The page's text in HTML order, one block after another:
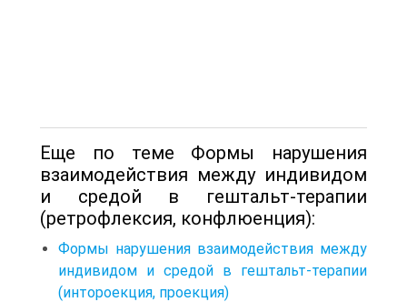
Еще по теме Формы нарушения
взаимодействия между индивидом
и средой в гештальт-терапии
(ретрофлексия, конфлюенция):
Формы нарушения взаимодействия между
индивидом и средой в гештальт-терапии
(интороекция, проекция)